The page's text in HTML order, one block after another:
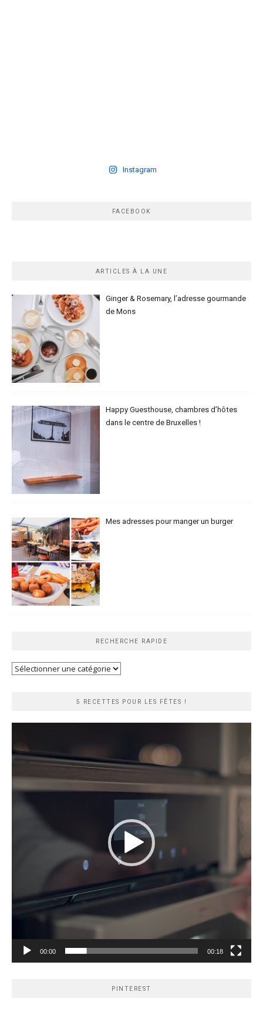
Instagram
FACEBOOK
ARTICLES À LA UNE
Ginger & Rosemary, l’adresse gourmande
de Mons
Happy Guesthouse, chambres d’hôtes
dans le centre de Bruxelles !
Mes adresses pour manger un burger
RECHERCHE RAPIDE
Recherche
5 RECETTES POUR LES FÊTES !
00:00 00:18
PINTEREST